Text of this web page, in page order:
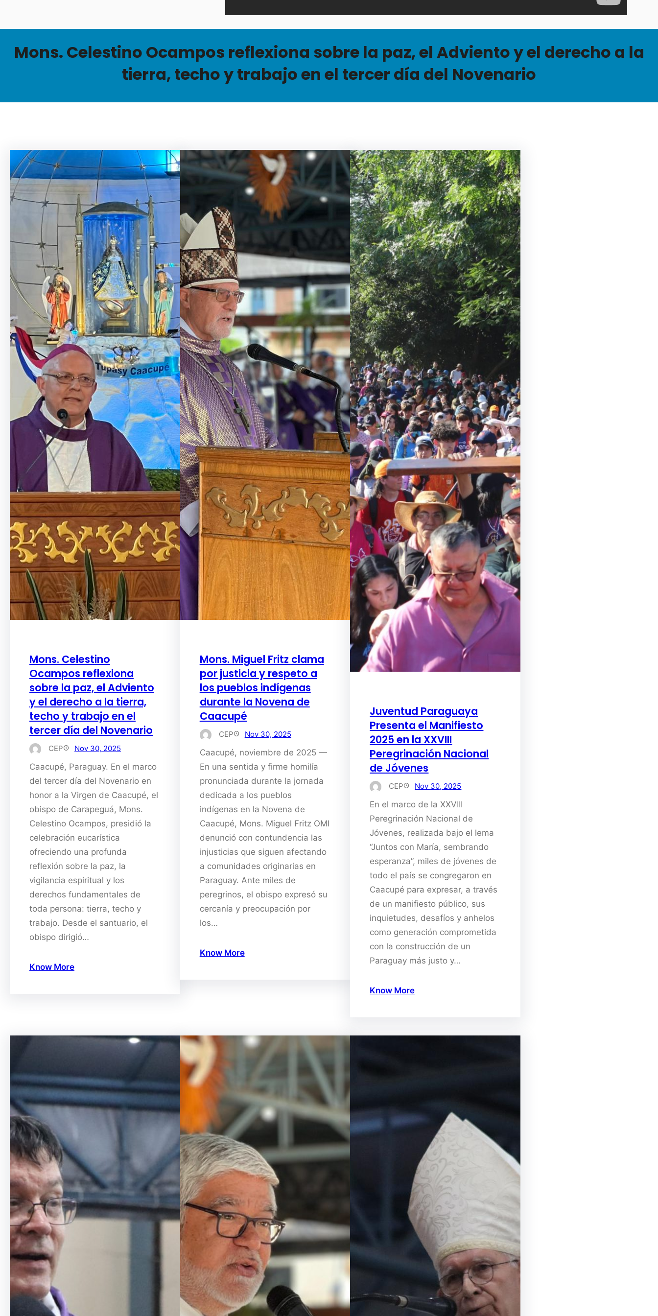
Mons. Celestino Ocampos reflexiona sobre la paz, el Adviento y el derecho a la
tierra, techo y trabajo en el tercer día del Novenario
Mons. Celestino
Ocampos reflexiona
sobre la paz, el Adviento
y el derecho a la tierra,
techo y trabajo en el
tercer día del Novenario
CEP Nov 30, 2025
Caacupé, Paraguay. En el marco
del tercer día del Novenario en
honor a la Virgen de Caacupé, el
obispo de Carapeguá, Mons.
Celestino Ocampos, presidió la
celebración eucarística
ofreciendo una profunda
reflexión sobre la paz, la
vigilancia espiritual y los
derechos fundamentales de
toda persona: tierra, techo y
trabajo. Desde el santuario, el
obispo dirigió…
Know More
Mons. Miguel Fritz clama
por justicia y respeto a
los pueblos indígenas
durante la Novena de
Caacupé
CEP Nov 30, 2025
Caacupé, noviembre de 2025 —
En una sentida y firme homilía
pronunciada durante la jornada
dedicada a los pueblos
indígenas en la Novena de
Caacupé, Mons. Miguel Fritz OMI
denunció con contundencia las
injusticias que siguen afectando
a comunidades originarias en
Paraguay. Ante miles de
peregrinos, el obispo expresó su
cercanía y preocupación por
los…
Know More
Juventud Paraguaya
Presenta el Manifiesto
2025 en la XXVIII
Peregrinación Nacional
de Jóvenes
CEP Nov 30, 2025
En el marco de la XXVIII
Peregrinación Nacional de
Jóvenes, realizada bajo el lema
“Juntos con María, sembrando
esperanza”, miles de jóvenes de
todo el país se congregaron en
Caacupé para expresar, a través
de un manifiesto público, sus
inquietudes, desafíos y anhelos
como generación comprometida
con la construcción de un
Paraguay más justo y…
Know More